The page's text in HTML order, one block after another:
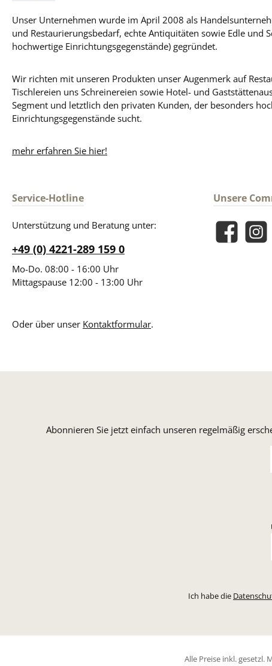
Unser Unternehmen wurde im April 2008 als
und Restaurierungsbedarf, echte Antiquitäten sowie Edle und
hochwertige Einrichtungsgegenstände) gegründet.
Wir richten mit unseren Produkten unser Augenmerk auf
Tischlereien uns Schreinereien sowie Hotel- und
Segment und letztlich den privaten Kunden, der besonders
Einrichtungsgegenstände sucht.
mehr erfahren Sie hier!
Service-Hotline
Unterstützung und Beratung unter:
+49 (0) 4221-289 159 0
Mo-Do. 08:00 - 16:00 Uhr
Mittagspause 12:00 - 13:00 Uhr
Oder über unser Kontaktformular.
Unsere
Facebook
Abonnieren Sie jetzt einfach unseren regelmäßig
Ich habe die
Alle Preise inkl. gesetzl.